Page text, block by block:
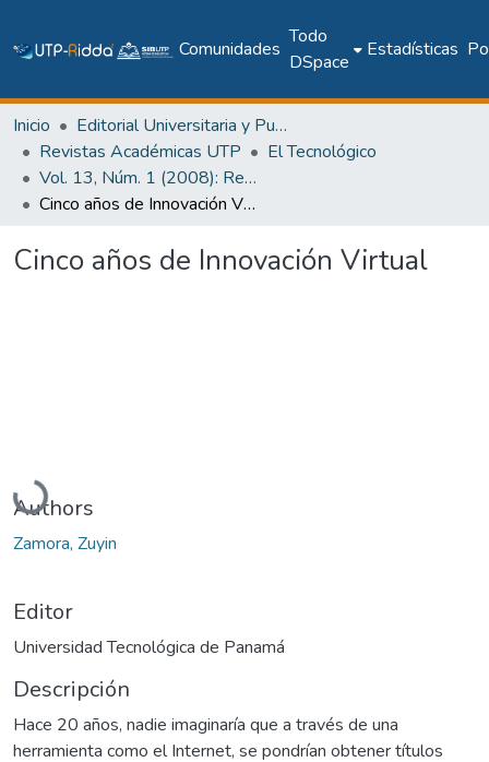
Comunidades
Todo
DSpace
Estadísticas
Inicio
Editorial Universitaria y Publicaciones Seriadas
Revistas Académicas UTP
El Tecnológico
Vol. 13, Núm. 1 (2008): Revista EL TECNOLÓGICO
Cinco años de Innovación Virtual
Cinco años de Innovación Virtual
Cargando...
Authors
Zamora, Zuyin
Editor
Universidad Tecnológica de Panamá
Descripción
Hace 20 años, nadie imaginaría que a través de una
herramienta como el Internet, se pondrían obtener títulos